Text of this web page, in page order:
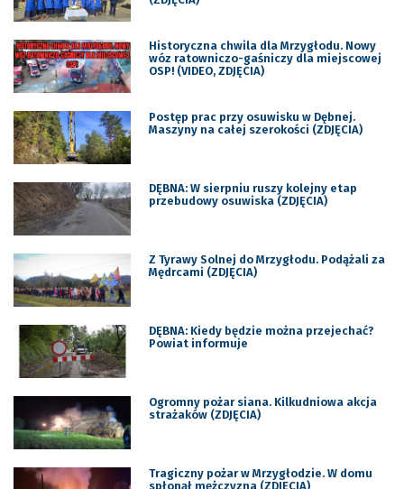
Historyczna chwila dla Mrzygłodu. Nowy
wóz ratowniczo-gaśniczy dla miejscowej
OSP! (VIDEO, ZDJĘCIA)
Postęp prac przy osuwisku w Dębnej.
Maszyny na całej szerokości (ZDJĘCIA)
DĘBNA: W sierpniu ruszy kolejny etap
przebudowy osuwiska (ZDJĘCIA)
Z Tyrawy Solnej do Mrzygłodu. Podążali za
Mędrcami (ZDJĘCIA)
DĘBNA: Kiedy będzie można przejechać?
Powiat informuje
Ogromny pożar siana. Kilkudniowa akcja
strażaków (ZDJĘCIA)
Tragiczny pożar w Mrzygłodzie. W domu
spłonął mężczyzna (ZDJĘCIA)